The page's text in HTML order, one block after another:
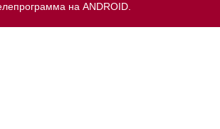
на ANDROID.